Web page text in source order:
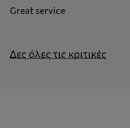
Great service
Δες όλες τις κριτικές